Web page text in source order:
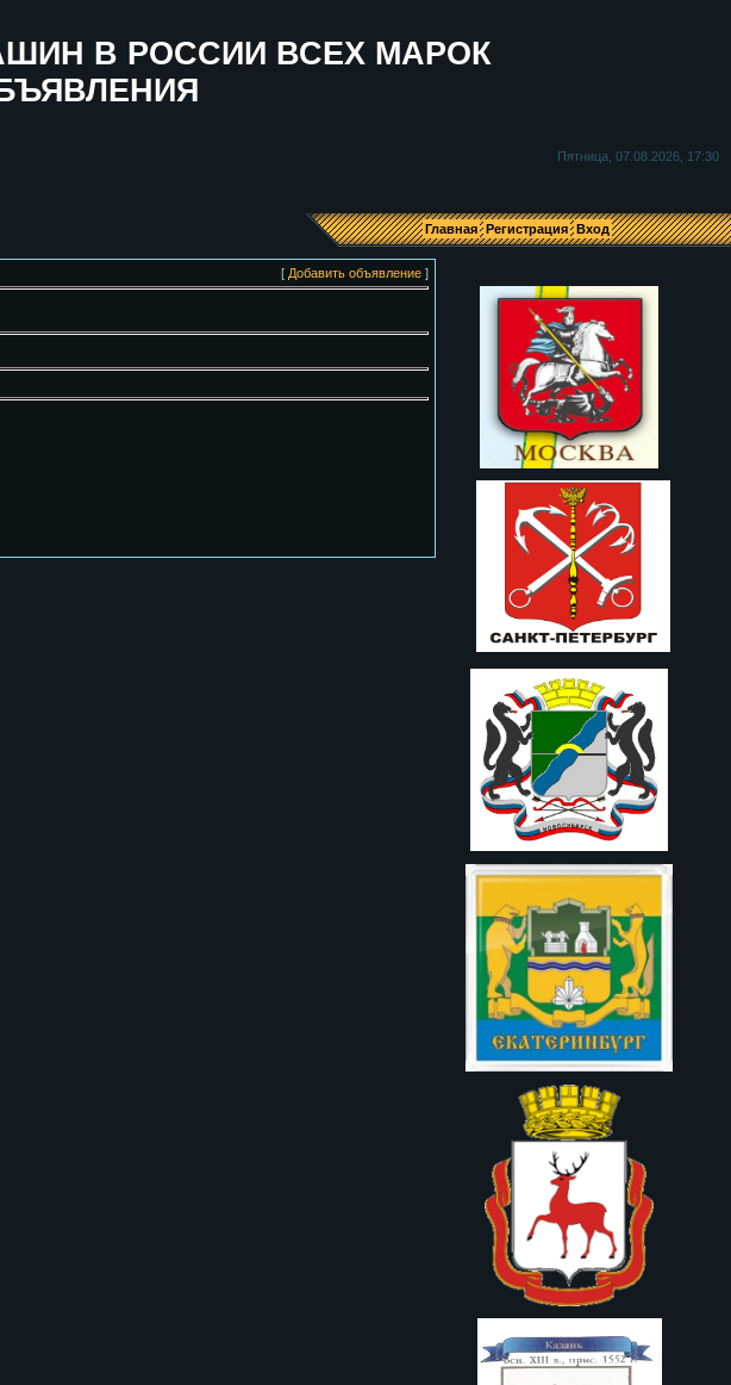
В РОССИИ ВСЕХ МАРОК
Пятница, 07.08.2026, 17:30
Главная Регистрация Вход
[ Добавить объявление ]